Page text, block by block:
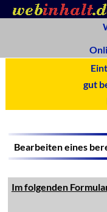
gut
Bearbeiten eines
Im folgenden